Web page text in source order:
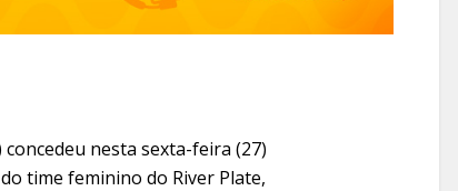
concedeu nesta sexta-feira (27)
time feminino do River Plate,